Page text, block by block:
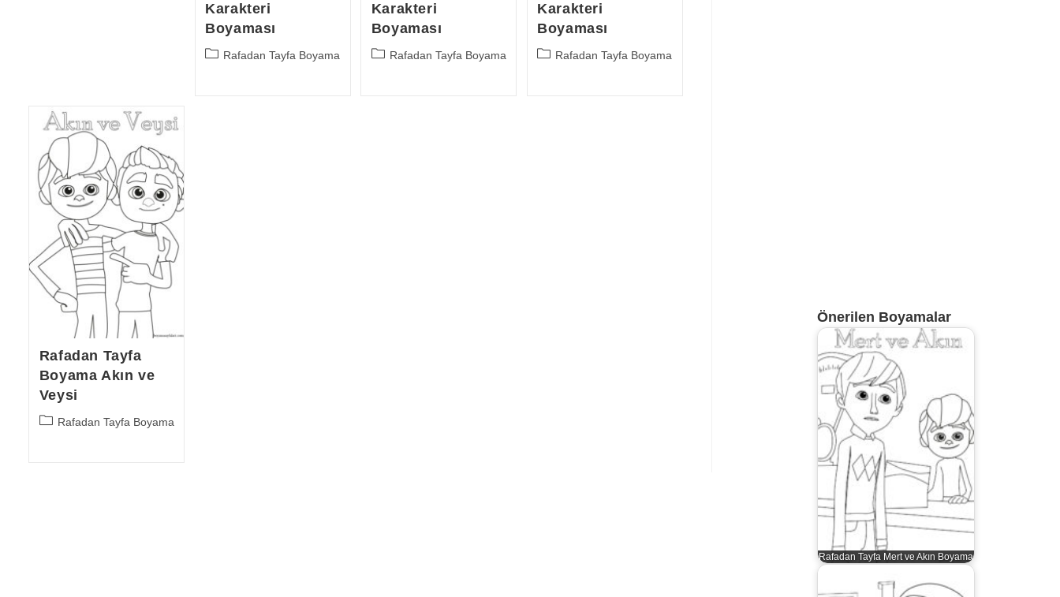
Karakteri
Boyaması
PostRafadan Tayfa Boyama
Karakteri
Boyaması
PostRafadan Tayfa Boyama
Karakteri
Boyaması
PostRafadan Tayfa Boyama
Rafadan Tayfa
Boyama Akın ve
Veysi
PostRafadan Tayfa Boyama
Önerilen Boyamalar
Rafadan Tayfa Mert ve Akın Boyama